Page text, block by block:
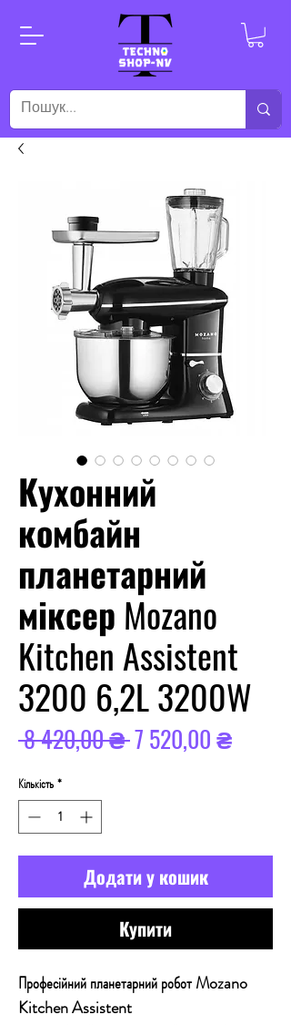
Кухонний
комбайн
планетарний
міксер Mozano
Kitchen Assistent
3200 6,2L 3200W
8 420,00 ₴ Звичайна
7 520,00 ₴За
Кількість *
Додати у кошик
Купити
Професійний планетарний робот Mozano
Kitchen Assistent